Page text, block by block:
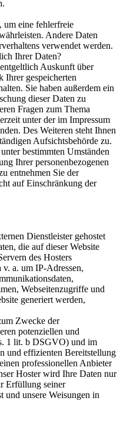
um eine fehlerfreie
Andere Daten
verwendet werden.
Ihrer Daten?
Auskunft über
gespeicherten
Sie haben außerdem ein
dieser Daten zu
Fragen zum Thema
unter der im Impressum
Des Weiteren steht Ihnen
Aufsichtsbehörde zu.
bestimmten Umständen
Ihrer personenbezogenen
entnehmen Sie der
auf Einschränkung der
Dienstleister gehostet
die auf dieser Website
des Hosters
v. a. um IP-Adressen,
Webseitenzugriffe und
generiert werden,
Zwecke der
potenziellen und
1 lit. b DSGVO) und im
und effizienten Bereitstellung
professionellen Anbieter
Hoster wird Ihre Daten nur
Erfüllung seiner
und unsere Weisungen in